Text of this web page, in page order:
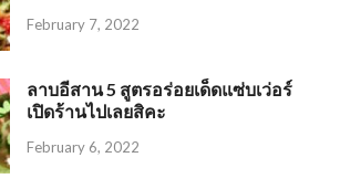
February 7, 2022
ลาบอีสาน 5 สูตรอร่อยเด็ดแซ่บเว่อร์
เปิดร้านไปเลยสิคะ
February 6, 2022